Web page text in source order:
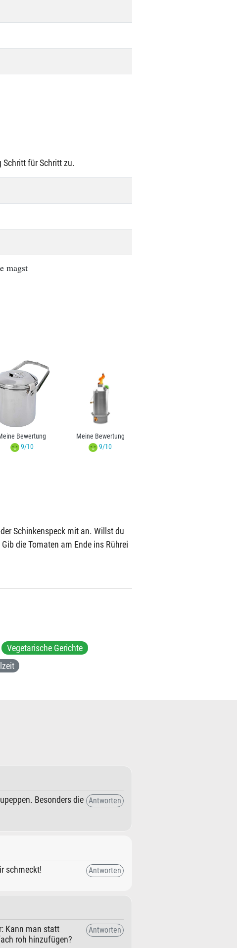
Schritt für Schritt zu.
magst
Bewertung
9/10
Meine Bewertung
9/10
Schinkenspeck mit an. Willst du
die Tomaten am Ende ins Rührei
Vegetarische Gerichte
Antworten
Besonders die
Antworten
schmeckt!
Antworten
Kann man statt
roh hinzufügen?